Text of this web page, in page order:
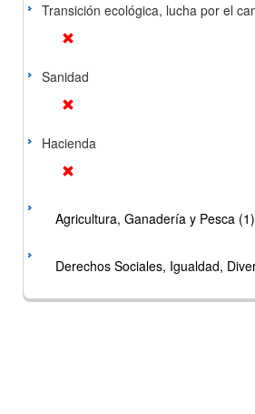
Transición ecológica, lucha por el
Sanidad
Hacienda
Agricultura, Ganadería y Pesca (1)
Derechos Sociales, Igualdad,